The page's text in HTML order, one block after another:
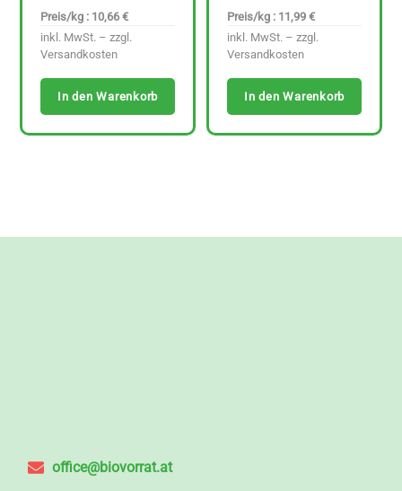
Preis/kg : 10,66 €
inkl. MwSt. – zzgl.
Versandkosten
In den Warenkorb
Preis/kg : 11,99 €
inkl. MwSt. – zzgl.
Versandkosten
In den Warenkorb
office@biovorrat.at